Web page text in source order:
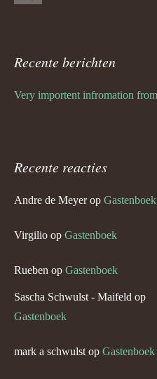
Recente berichten
Recente reacties
Andre de Meyerop Gastenboek
Virgilio op Gastenboek
Rueben op Gastenboek
Sascha Schwulst - Maifeld op
Gastenboek
mark a schwulst op Gastenboek